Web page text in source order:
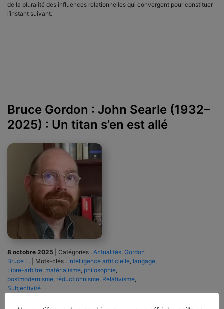
de la pluralité des influences relationnelles qui convergent pour constituer
l’instant suivant.
Bruce Gordon : John Searle (1932–
2025) : Un titan s’en est allé
8 octobre 2025 Catégories : Actualités, Gordon
Bruce L.
Mots-clés : Intelligence artificielle, langage,
Libre-arbitre, matérialisme, philosophie,
postmodernisme, réductionnisme, Relativisme,
Subjectivité
Il est probablement plus célèbre, toutefois, pour ses travaux en philosophie